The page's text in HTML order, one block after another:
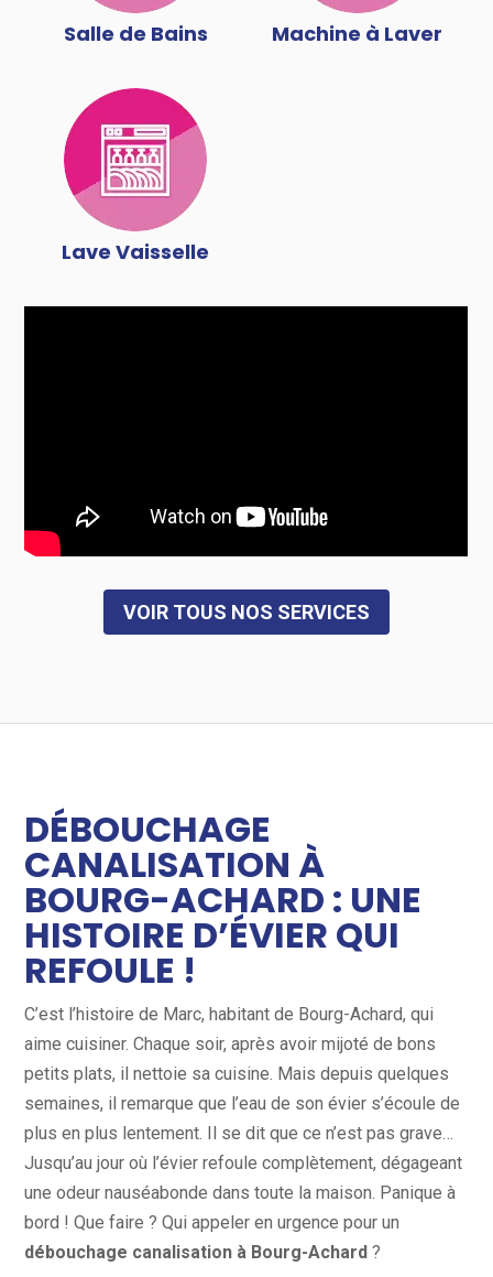
Salle de Bains Machine à Laver
Lave Vaisselle
VOIR TOUS NOS SERVICES
DÉBOUCHAGE
CANALISATION À
BOURG-ACHARD : UNE
HISTOIRE D’ÉVIER QUI
REFOULE !
C’est l’histoire de Marc, habitant de Bourg-Achard, qui
aime cuisiner. Chaque soir, après avoir mijoté de bons
petits plats, il nettoie sa cuisine. Mais depuis quelques
semaines, il remarque que l’eau de son évier s’écoule de
plus en plus lentement. Il se dit que ce n’est pas grave…
Jusqu’au jour où l’évier refoule complètement, dégageant
une odeur nauséabonde dans toute la maison. Panique à
bord ! Que faire ? Qui appeler en urgence pour un
débouchage canalisation à Bourg-Achard ?